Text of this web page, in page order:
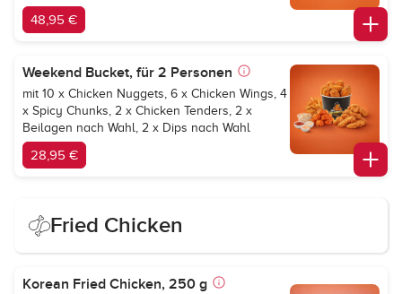
48,95 €
Weekend Bucket, für 2 Personen
mit 10 x Chicken Nuggets, 6 x Chicken Wings, 4
x Spicy Chunks, 2 x Chicken Tenders, 2 x
Beilagen nach Wahl, 2 x Dips nach Wahl
28,95 €
Fried Chicken
Korean Fried Chicken, 250 g